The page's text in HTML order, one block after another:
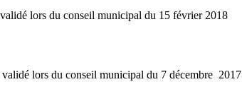
lors du conseil municipal du 15 février 2018
lors du conseil municipal du 7 décembre 2017